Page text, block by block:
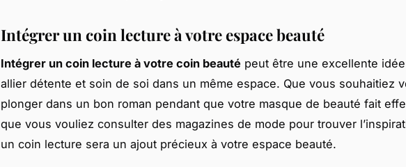
Intégrer un coin lecture à votre espace beauté
Intégrer un coin lecture à votre coin beauté peut être une excellente
allier détente et soin de soi dans un même espace. Que vous souhaitiez
plonger dans un bon roman pendant que votre masque de beauté fait
que vous vouliez consulter des magazines de mode pour trouver
un coin lecture sera un ajout précieux à votre espace beauté.